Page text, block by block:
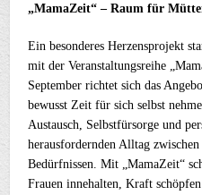
„MamaZeit“ – Raum für
Ein besonderes Herzensprojekt
mit der Veranstaltungsreihe
September richtet sich das
bewusst Zeit für sich selbst
Austausch, Selbstfürsorge und
herausfordernden Alltag
Bedürfnissen. Mit „MamaZeit“
Frauen innehalten, Kraft